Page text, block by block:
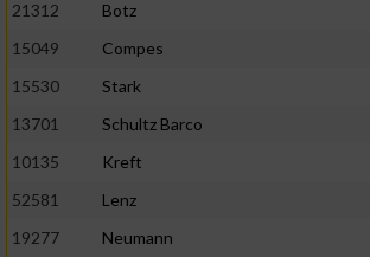
21312 Botz
15049
Compes
15530
Stark
13701
Schultz Barco
10135
Kreft
52581
Lenz
19277
Neumann